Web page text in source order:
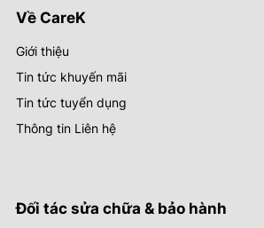
Về CareK
Giới thiệu
Tin tức khuyến mãi
Tin tức tuyển dụng
Thông tin Liên hệ
Đối tác sửa chữa & bảo hành